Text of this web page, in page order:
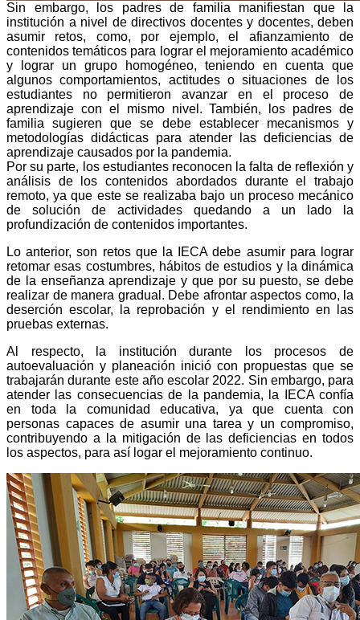
Sin embargo, los padres de familia manifiestan que la
institución a nivel de directivos docentes y docentes, deben
asumir retos, como, por ejemplo, el afianzamiento de
contenidos temáticos para lograr el mejoramiento académico
y lograr un grupo homogéneo, teniendo en cuenta que
algunos comportamientos, actitudes o situaciones de los
estudiantes no permitieron avanzar en el proceso de
aprendizaje con el mismo nivel. También, los padres de
familia sugieren que se debe establecer mecanismos y
metodologías didácticas para atender las deficiencias de
aprendizaje causados por la pandemia.
Por su parte, los estudiantes reconocen la falta de reflexión y
análisis de los contenidos abordados durante el trabajo
remoto, ya que este se realizaba bajo un proceso mecánico
de solución de actividades quedando a un lado la
profundización de contenidos importantes.
Lo anterior, son retos que la IECA debe asumir para lograr
retomar esas costumbres, hábitos de estudios y la dinámica
de la enseñanza aprendizaje y que por su puesto, se debe
realizar de manera gradual. Debe afrontar aspectos como, la
deserción escolar, la reprobación y el rendimiento en las
pruebas externas.
Al respecto, la institución durante los procesos de
autoevaluación y planeación inició con propuestas que se
trabajarán durante este año escolar 2022. Sin embargo, para
atender las consecuencias de la pandemia, la IECA confía
en toda la comunidad educativa, ya que cuenta con
personas capaces de asumir una tarea y un compromiso,
contribuyendo a la mitigación de las deficiencias en todos
los aspectos, para así logar el mejoramiento continuo.